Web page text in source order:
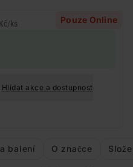
Pouze Online
/ks
Hlídat akce a dostupnost
balení O značce